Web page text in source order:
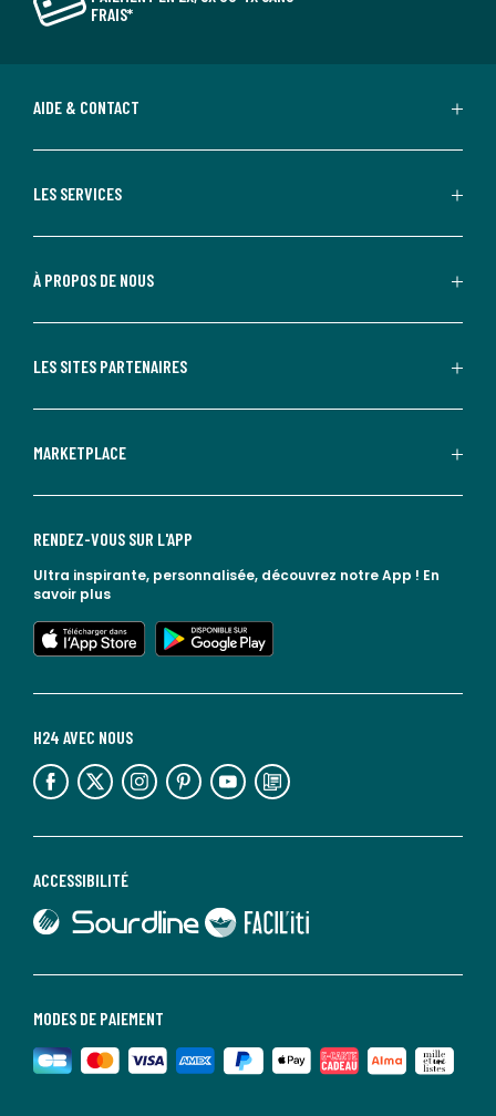
FRAIS*
AIDE & CONTACT
LES SERVICES
À PROPOS DE NOUS
LES SITES PARTENAIRES
MARKETPLACE
MODES DE PAIEMENT
ACCESSIBILITÉ
lien vers Sourdline
lien vers Faciliti
H24 AVEC NOUS
lien vers l'espace réseaux sociaux lien vers l'espace réseaux sociaux lien vers l'espace réseaux sociaux lien vers l'espace réseaux sociaux lien vers l'espace réseaux sociaux lien vers le blog la redoute
RENDEZ-VOUS SUR L'APP
Ultra inspirante, personnalisée, découvrez notre App ! En
savoir plus
lien vers l'app store
lien vers google play